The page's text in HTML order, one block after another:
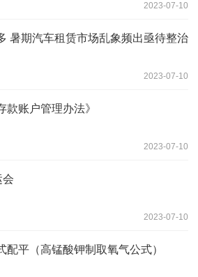
2023-07-10
暑期汽车租赁市场乱象频出亟待整治
2023-07-10
账户管理办法》
2023-07-10
会
2023-07-10
配平（高锰酸钾制取氧气公式）